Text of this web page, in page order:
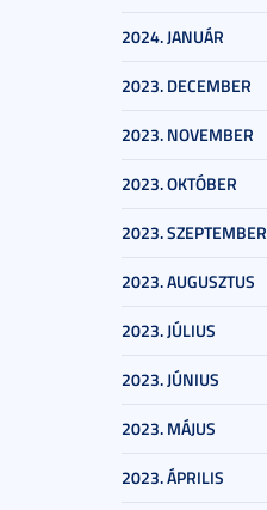
2024. JANUÁR
2023. DECEMBER
2023. NOVEMBER
2023. OKTÓBER
2023. SZEPTEMBER
2023. AUGUSZTUS
2023. JÚLIUS
2023. JÚNIUS
2023. MÁJUS
2023. ÁPRILIS